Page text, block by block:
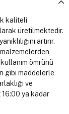
kaliteli
üretilmektedir.
artırır.
ömrünü
gibi maddelerle
ve
16:00 ya kadar